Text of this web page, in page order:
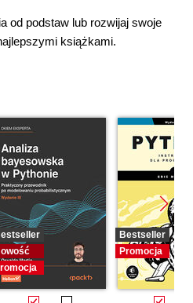
od podstaw lub rozwijaj swoje
książkami.
Bestseller
Promocja